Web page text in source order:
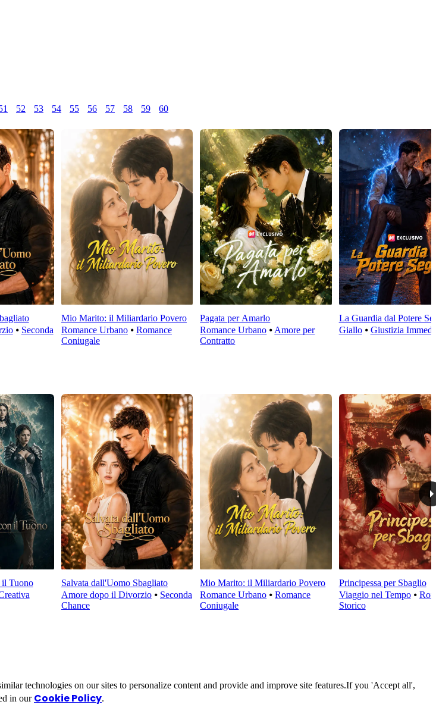
52 53 54 55 56 57 58 59 60
⦁ Seconda
Mio Marito: il Miliardario Povero
Romance Urbano⦁ Romance
Coniugale
Pagata per Amarlo
Romance Urbano ⦁ Amore per
Contratto
La Guardia dal Potere
Giallo⦁ Giustizia
il Tuono
Salvata dall'Uomo Sbagliato
Amore dopo il Divorzio⦁ Seconda
Chance
Mio Marito: il Miliardario Povero
Romance Urbano ⦁Romance
Coniugale
Principessa per Sbaglio
Viaggio nel Tempo⦁
Storico
technologies on our sites to personalize content and provide and improve site features.If you 'Accept all',
in our Cookie Policy.